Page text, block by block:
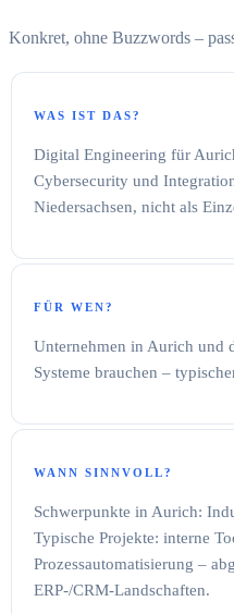
Konkret, ohne Buzzwords –
WAS IST DAS?
Digital Engineering für
Cybersecurity und
Niedersachsen, nicht als
FÜR WEN?
Unternehmen in Aurich und
Systeme brauchen –
WANN SINNVOLL?
Schwerpunkte in Aurich:
Typische Projekte: interne
Prozessautomatisierung –
ERP-/CRM-Landschaften.